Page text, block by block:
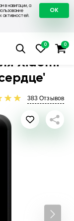
в навигации, а
активностей.
OK
Чехол для Xiaomi
Xiaomi
383 Отзывов